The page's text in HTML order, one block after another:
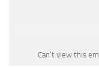
Can’t view this